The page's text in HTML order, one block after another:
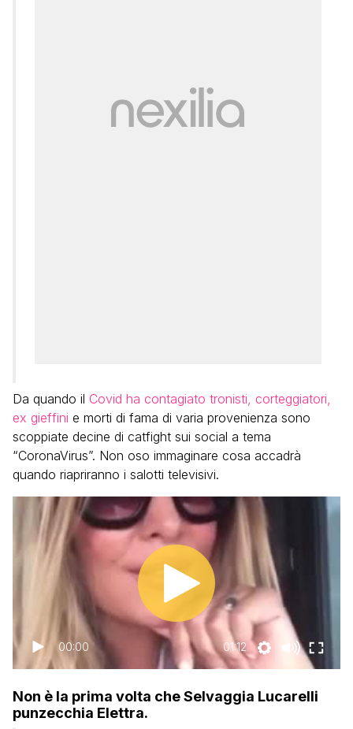
Da quando il Covid ha contagiato tronisti, corteggiatori,
ex gieffini e morti di fama di varia provenienza sono
scoppiate decine di catfight sui social a tema
“CoronaVirus”. Non oso immaginare cosa accadrà
quando riapriranno i salotti televisivi.
00:00 01:12
Non è la prima volta che Selvaggia Lucarelli
punzecchia Elettra.